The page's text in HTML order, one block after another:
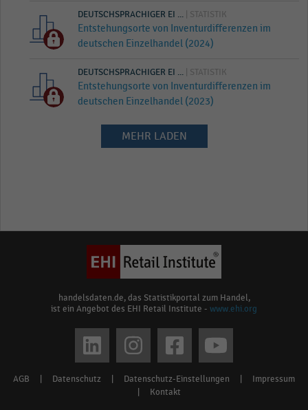
DEUTSCHSPRACHIGER EI ... | STATISTIK
Entstehungsorte von Inventurdifferenzen im
deutschen Einzelhandel (2024)
DEUTSCHSPRACHIGER EI ... | STATISTIK
Entstehungsorte von Inventurdifferenzen im
deutschen Einzelhandel (2023)
MEHR LADEN
handelsdaten.de, das Statistikportal zum Handel,
ist ein Angebot des EHI Retail Institute - www.ehi.org
Footer
AGB Datenschutz Datenschutz-Einstellungen
Impressum
Kontakt